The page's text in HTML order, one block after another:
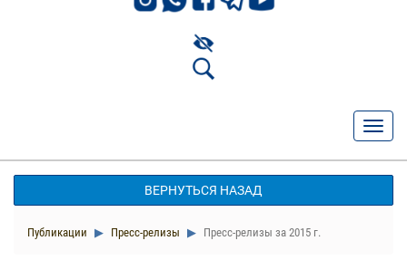
ВЕРНУТЬСЯ НАЗАД
Публикации Пресс-релизы Пресс-релизы за 2015 г.